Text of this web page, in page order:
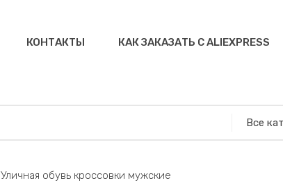
КОНТАКТЫ КАК ЗАКАЗАТЬ С ALIEXPRESS
Уличная обувь кроссовки мужские